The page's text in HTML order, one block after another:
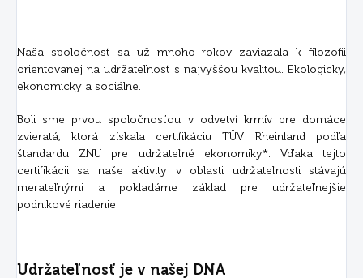
Naša spoločnosť sa už mnoho rokov zaviazala k filozofii
orientovanej na udržateľnosť s najvyššou kvalitou. Ekologicky,
ekonomicky a sociálne.
Boli sme prvou spoločnosťou v odvetví krmív pre domáce
zvieratá, ktorá získala certifikáciu TÜV Rheinland podľa
štandardu ZNU pre udržateľné ekonomiky*. Vďaka tejto
certifikácii sa naše aktivity v oblasti udržateľnosti stávajú
merateľnými a pokladáme základ pre udržateľnejšie
podnikové riadenie.
Udržateľnosť je v našej DNA